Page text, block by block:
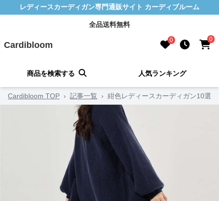
レディースカーディガン専門通販サイト カーディブルーム
全品送料無料
Cardibloom 0 0
商品を検索する 人気ランキング
Cardibloom TOP › 記事一覧 › 紺色レディースカーディガン10選